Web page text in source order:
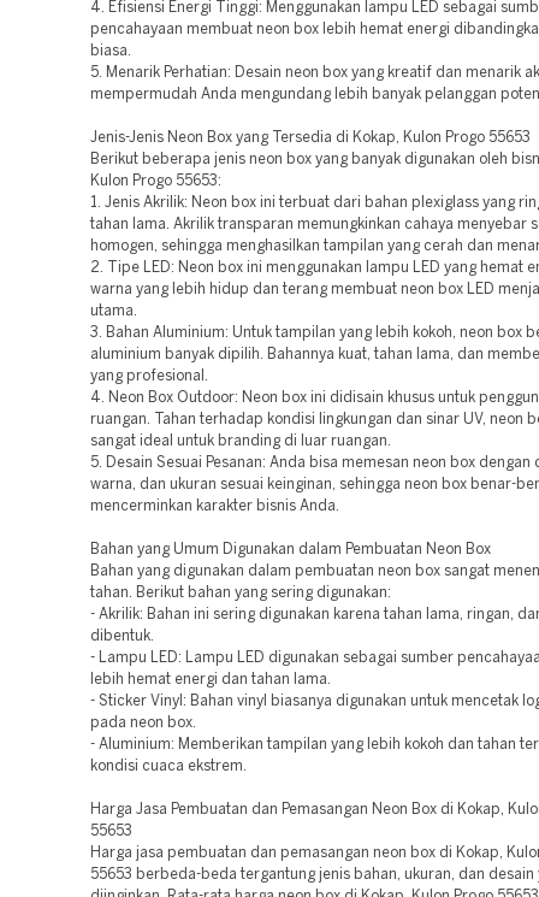
4. Efisiensi Energi Tinggi: Menggunakan lampu LED sebagai
pencahayaan membuat neon box lebih hemat energi
biasa.
5. Menarik Perhatian: Desain neon box yang kreatif dan menarik
mempermudah Anda mengundang lebih banyak pelanggan
Jenis-Jenis Neon Box yang Tersedia di Kokap, Kulon Progo 55653
Berikut beberapa jenis neon box yang banyak digunakan oleh
Kulon Progo 55653:
1. Jenis Akrilik: Neon box ini terbuat dari bahan plexiglass yang
tahan lama. Akrilik transparan memungkinkan cahaya menyebar
homogen, sehingga menghasilkan tampilan yang cerah dan
2. Tipe LED: Neon box ini menggunakan lampu LED yang hemat
warna yang lebih hidup dan terang membuat neon box LED
utama.
3. Bahan Aluminium: Untuk tampilan yang lebih kokoh, neon box
aluminium banyak dipilih. Bahannya kuat, tahan lama, dan
yang profesional.
4. Neon Box Outdoor: Neon box ini didisain khusus untuk
ruangan. Tahan terhadap kondisi lingkungan dan sinar UV, neon
sangat ideal untuk branding di luar ruangan.
5. Desain Sesuai Pesanan: Anda bisa memesan neon box dengan
warna, dan ukuran sesuai keinginan, sehingga neon box benar-
mencerminkan karakter bisnis Anda.
Bahan yang Umum Digunakan dalam Pembuatan Neon Box
Bahan yang digunakan dalam pembuatan neon box sangat
tahan. Berikut bahan yang sering digunakan:
- Akrilik: Bahan ini sering digunakan karena tahan lama, ringan,
dibentuk.
- Lampu LED: Lampu LED digunakan sebagai sumber
lebih hemat energi dan tahan lama.
- Sticker Vinyl: Bahan vinyl biasanya digunakan untuk mencetak
pada neon box.
- Aluminium: Memberikan tampilan yang lebih kokoh dan tahan
kondisi cuaca ekstrem.
Harga Jasa Pembuatan dan Pemasangan Neon Box di Kokap,
55653
Harga jasa pembuatan dan pemasangan neon box di Kokap,
55653 berbeda-beda tergantung jenis bahan, ukuran, dan desain